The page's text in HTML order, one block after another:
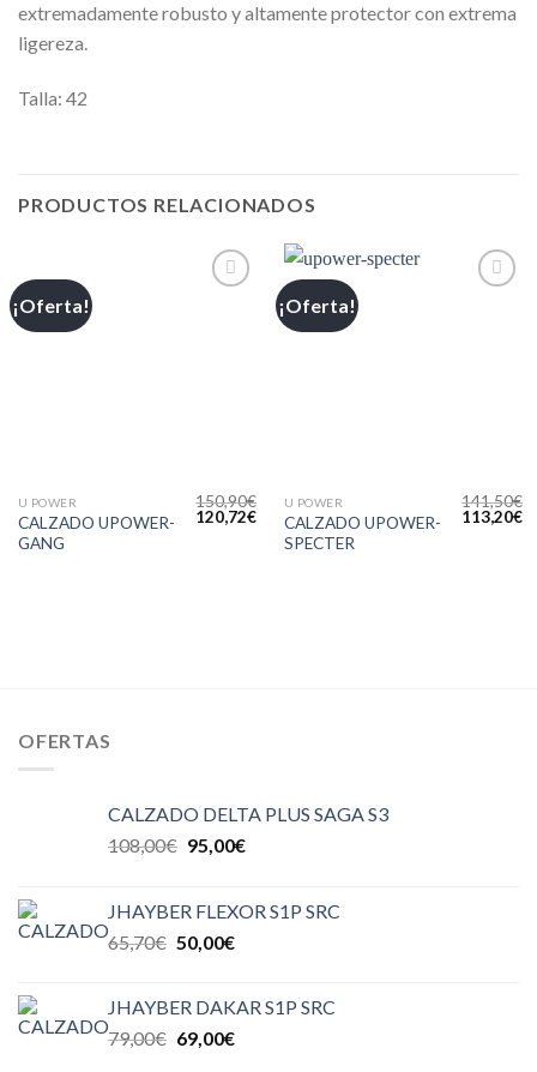
extremadamente robusto y altamente protector con extrema
ligereza.
Talla: 42
PRODUCTOS RELACIONADOS
¡Oferta!
U POWER
CALZADO UPOWER-
GANG
150,90€
120,72€
¡Oferta!
U POWER
CALZADO UPOWER-
SPECTER
141,50€
113,20€
OFERTAS
CALZADO DELTA PLUS SAGA S3
108,00€ 95,00€
JHAYBER FLEXOR S1P SRC
65,70€ 50,00€
JHAYBER DAKAR S1P SRC
79,00€ 69,00€